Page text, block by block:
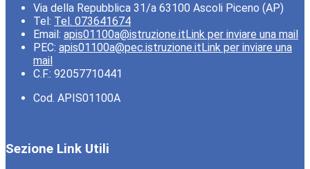
Via della Repubblica 31/a 63100 Ascoli Piceno (AP)
Tel: Tel. 073641674
Email: apis01100a@istruzione.itLink per inviare una mail
PEC: apis01100a@pec.istruzione.itLink per inviare una
mail
C.F.: 92057710441
Cod. APIS01100A
Sezione Link Utili